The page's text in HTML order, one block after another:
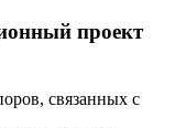
проект
связанных с